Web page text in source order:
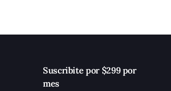
Suscribite por $299 por
mes